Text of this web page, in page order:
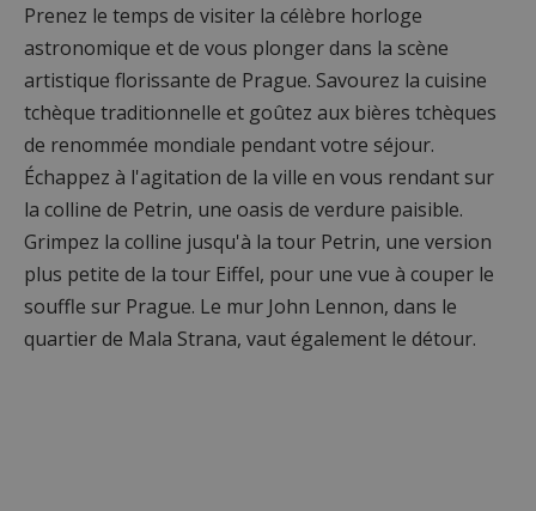
Prenez le temps de visiter la célèbre horloge
astronomique et de vous plonger dans la scène
artistique florissante de Prague. Savourez la cuisine
tchèque traditionnelle et goûtez aux bières tchèques
de renommée mondiale pendant votre séjour.
Échappez à l'agitation de la ville en vous rendant sur
la colline de Petrin, une oasis de verdure paisible.
Grimpez la colline jusqu'à la tour Petrin, une version
plus petite de la tour Eiffel, pour une vue à couper le
souffle sur Prague. Le mur John Lennon, dans le
quartier de Mala Strana, vaut également le détour.